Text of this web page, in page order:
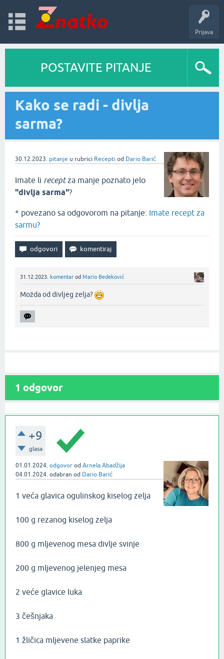
Prijava
POSTAVITE PITANJE
Kako se radi - divlja
sarma?
30.12.2023. pitanje u rubrici Recepti od Dario Barić
Imate li receptza manje poznato jelo
"divlja sarma"?
* povezano sa odgovorom na pitanje: Imate recept za
sarmu?
31.12.2023. komentar od Mario Bedeković
Možda od divljeg zelja?
1 odgovor
+9
glasa
01.01.2024. odgovor od Arnela Abadžija
04.01.2024. odabran od Dario Barić
1 veća glavica ogulinskog kiselog zelja
100 g rezanog kiselog zelja
800 g mljevenog mesa divlje svinje
200 g mljevenog jelenjeg mesa
2 veće glavice luka
3 češnjaka
1 žličica mljevene slatke paprike